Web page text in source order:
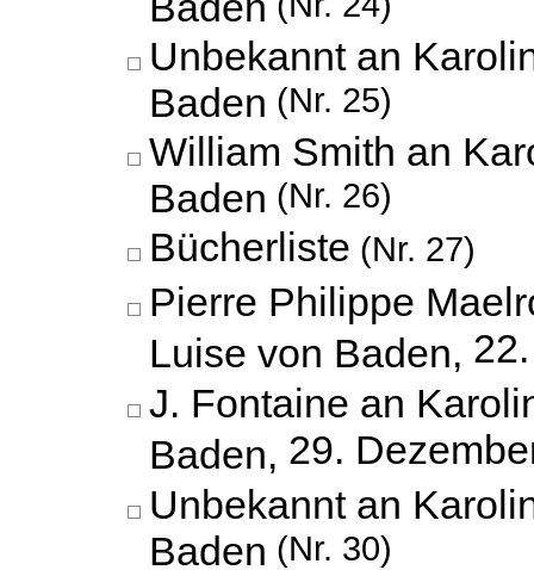
Unbekannt an
Baden (Nr. 25)
William Smith an
Baden (Nr. 26)
Bücherliste (Nr. 27)
Pierre Philippe
Luise von Baden,
J. Fontaine an
Baden, 29.
Unbekannt an
Baden (Nr. 30)